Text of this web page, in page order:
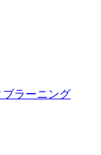
ラーニング